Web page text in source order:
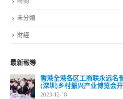
未分類
財經
最新報導
香港全港各区工商联永远名
(深圳)乡村振兴产业博览会
2023-12-18